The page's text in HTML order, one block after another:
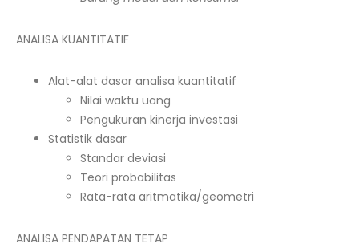
ANALISA KUANTITATIF
Alat-alat dasar analisa kuantitatif
Nilai waktu uang
Pengukuran kinerja investasi
Statistik dasar
Standar deviasi
Teori probabilitas
Rata-rata aritmatika/geometri
ANALISA PENDAPATAN TETAP